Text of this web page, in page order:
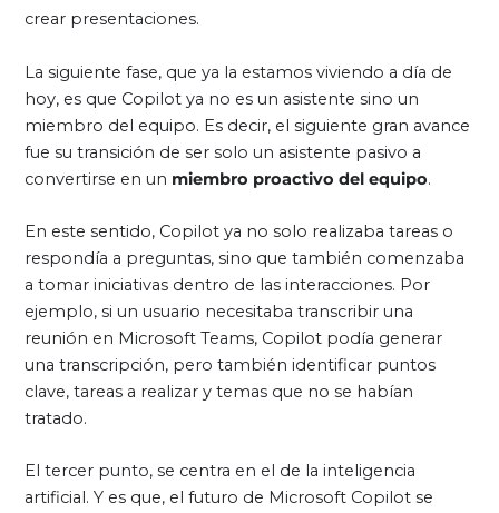
crear presentaciones.
La siguiente fase, que ya la estamos viviendo a día de
hoy, es que Copilot ya no es un asistente sino un
miembro del equipo. Es decir, el siguiente gran avance
fue su transición de ser solo un asistente pasivo a
convertirse en un miembro proactivo del equipo.
En este sentido, Copilot ya no solo realizaba tareas o
respondía a preguntas, sino que también comenzaba
a tomar iniciativas dentro de las interacciones. Por
ejemplo, si un usuario necesitaba transcribir una
reunión en Microsoft Teams, Copilot podía generar
una transcripción, pero también identificar puntos
clave, tareas a realizar y temas que no se habían
tratado.
El tercer punto, se centra en el de la inteligencia
artificial. Y es que, el futuro de Microsoft Copilot se